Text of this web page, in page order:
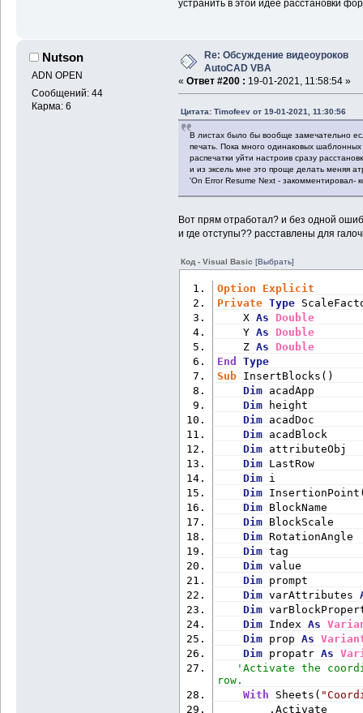
устранить в этой идее расстановки
Nutson
ADN OPEN
Сообщений: 44
Карма: 6
Re: Обсуждение видеоуроков
AutoCAD VBA
« Ответ #200 : 19-01-2021, 11:58:54 »
Цитата: Timofeev от 19-01-2021, 11:30:56
В листах было бы вообще замечательно
печать. Пока много одинаковых
распечатки уйти настроив сразу
и из эксель мне это проще делать меняя
'On Error Resume Next - закомментировал-
Вот прям отработал? и без одной
и где отступы?? расставлены для
Код - Visual Basic [Выбрать]
Option
Explicit
Private Type
X As
Double
Y As
Double
Z As
Double
End
Type
Sub InsertBlocks()
Dim
Dim
Dim
Dim
Dim
Dim
Dim
Dim
Dim
Dim
Dim
Dim
Dim
Dim
Dim varAttributes
Dim
Dim Index As
Dim prop As
Dim propatr As
'Activate the
row.
With Sheets(
.Activate